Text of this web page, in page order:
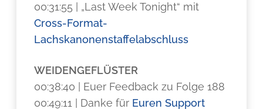
00:31:55 | „Last Week Tonight“ mit
Cross-Format-
Lachskanonenstaffelabschluss
WEIDENGEFLÜSTER
00:38:40 | Euer Feedback zu Folge 188
00:49:11 | Danke für Euren Support